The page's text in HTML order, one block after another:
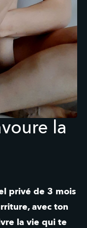
la
privé de 3 mois
avec ton
la vie qui te